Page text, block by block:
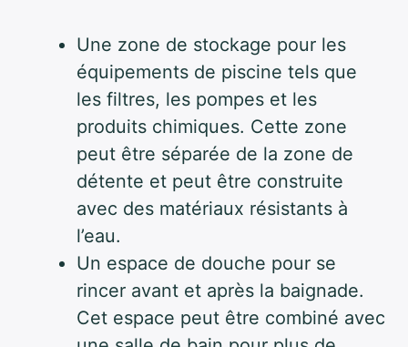
Une zone de stockage pour les
équipements de piscine tels que
les filtres, les pompes et les
produits chimiques. Cette zone
peut être séparée de la zone de
détente et peut être construite
avec des matériaux résistants à
l’eau.
Un espace de douche pour se
rincer avant et après la baignade.
Cet espace peut être combiné avec